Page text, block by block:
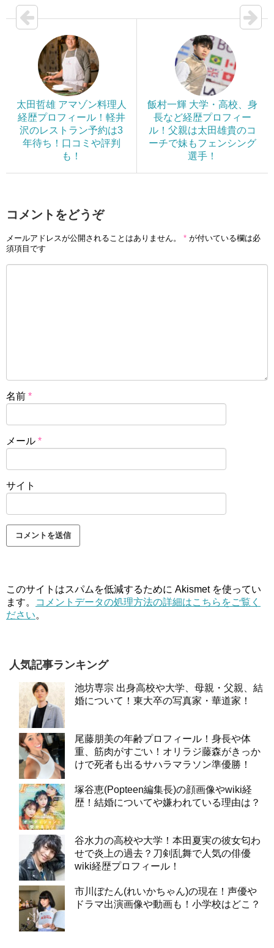
太田哲雄 アマゾン料理人
経歴プロフィール！軽井
沢のレストラン予約は3
年待ち！口コミや評判
も！
飯村一輝 大学・高校、身
長など経歴プロフィー
ル！父親は太田雄貴のコ
ーチで妹もフェンシング
選手！
コメントをどうぞ
メールアドレスが公開されることはありません。 * が付いている欄は必
須項目です
名前 *
メール *
サイト
このサイトはスパムを低減するために Akismet を使ってい
ます。
コメントデータの処理方法の詳細はこちらをご覧く
ださい。
人気記事ランキング
池坊専宗 出身高校や大学、母親・父親、結
婚について！東大卒の写真家・華道家！
尾藤朋美の年齢プロフィール！身長や体
重、筋肉がすごい！オリラジ藤森がきっか
けで死者も出るサハラマラソン準優勝！
塚谷恵(Popteen編集長)の顔画像やwiki経
歴！結婚についてや嫌われている理由は？
谷水力の高校や大学！本田夏実の彼女匂わ
せで炎上の過去？刀剣乱舞で人気の俳優
wiki経歴プロフィール！
市川ぼたん(れいかちゃん)の現在！声優や
ドラマ出演画像や動画も！小学校はどこ？